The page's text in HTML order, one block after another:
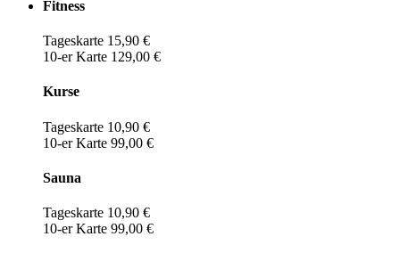
Fitness
Tageskarte 15,90 €
10-er Karte 129,00 €
Kurse
Tageskarte 10,90 €
10-er Karte 99,00 €
Sauna
Tageskarte 10,90 €
10-er Karte 99,00 €